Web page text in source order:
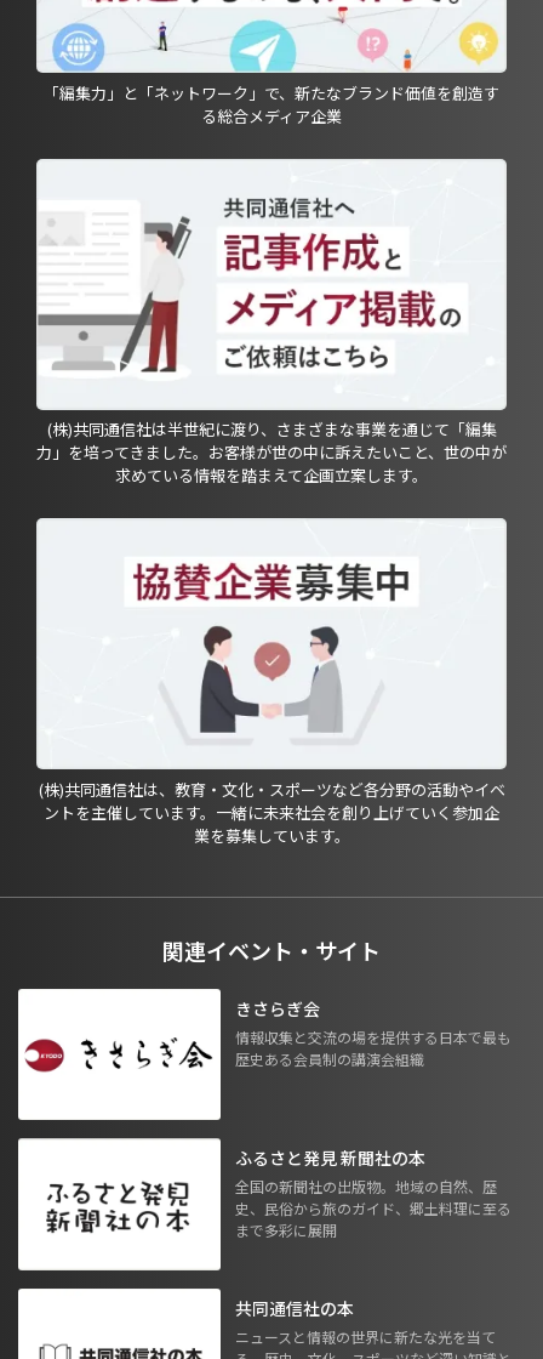
「編集力」と「ネットワーク」で、新たなブランド価値を創造す
る総合メディア企業
(株)共同通信社は半世紀に渡り、さまざまな事業を通じて「編集
力」を培ってきました。お客様が世の中に訴えたいこと、世の中が
求めている情報を踏まえて企画立案します。
(株)共同通信社は、教育・文化・スポーツなど各分野の活動やイベ
ントを主催しています。一緒に未来社会を創り上げていく参加企
業を募集しています。
関連イベント・サイト
きさらぎ会
情報収集と交流の場を提供する日本で最も
歴史ある会員制の講演会組織
ふるさと発見 新聞社の本
全国の新聞社の出版物。地域の自然、歴
史、民俗から旅のガイド、郷土料理に至る
まで多彩に展開
共同通信社の本
ニュースと情報の世界に新たな光を当て